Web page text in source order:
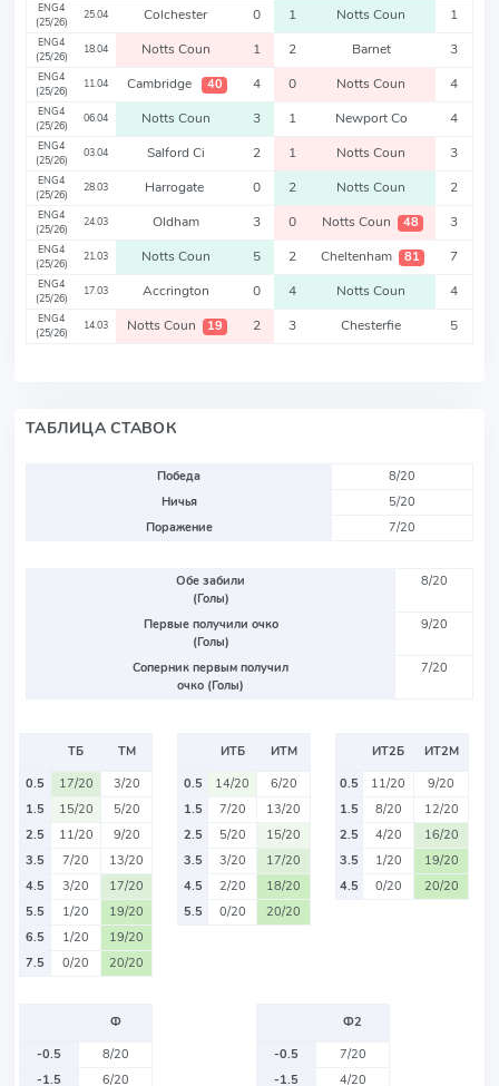
ENG4
(25/26)
25.04 Colchester 0 1 Notts Coun 1
ENG4
(25/26)
18.04 Notts Coun 1 2 Barnet 3
ENG4
(25/26)
11.04 Cambridge 40 4 0 Notts Coun 4
ENG4
(25/26)
06.04 Notts Coun 3 1 Newport Co 4
ENG4
(25/26)
03.04 Salford Ci 2 1 Notts Coun 3
ENG4
(25/26)
28.03 Harrogate 0 2 Notts Coun 2
ENG4
(25/26)
24.03 Oldham 3 0 Notts Coun 48 3
ENG4
(25/26)
21.03 Notts Coun 5 2 Cheltenham 81 7
ENG4
(25/26)
17.03 Accrington 0 4 Notts Coun 4
ENG4
(25/26)
14.03 Notts Coun 19 2 3 Chesterfie 5
ТАБЛИЦА СТАВОК
Победа
8/20
Ничья
5/20
Поражение
7/20
Обе забили
(Голы)
8/20
Первые получили очко
(Голы)
9/20
Соперник первым получил
очко (Голы)
7/20
ТБ
ТМ
0.5
17/20
3/20
1.5
15/20
5/20
2.5
11/20
9/20
3.5
7/20
13/20
4.5
3/20
17/20
5.5
1/20
19/20
6.5
1/20
19/20
7.5
0/20 20/20
ИТБ
ИТМ
0.5
14/20
6/20
1.5
7/20
13/20
2.5
5/20
15/20
3.5
3/20
17/20
4.5
2/20
18/20
5.5
0/20 20/20
ИТ2Б
ИТ2М
0.5
11/20
9/20
1.5
8/20
12/20
2.5
4/20
16/20
3.5
1/20
19/20
4.5
0/20 20/20
Ф
-0.5
8/20
-1.5
6/20
Ф2
-0.5
7/20
-1.5
4/20